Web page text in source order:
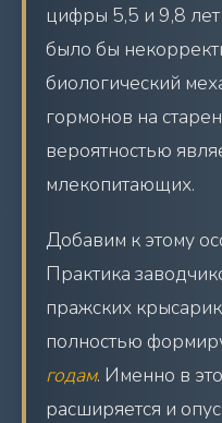
цифры 5,5 и 9,8
было бы
биологический
гормонов на
вероятностью
млекопитающих.
Добавим к этому
Практика
пражских
полностью
годам. Именно в
расширяется и